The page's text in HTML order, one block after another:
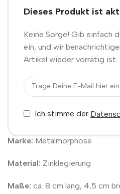
Dieses Produkt ist
Keine Sorge! Gib einfach
ein, und wir
Artikel wieder vorrätig ist.
Ich stimme der
Marke: Metalmorphose
Material: Zinklegierung
Maße: ca. 8 cm lang, 4,5 cm